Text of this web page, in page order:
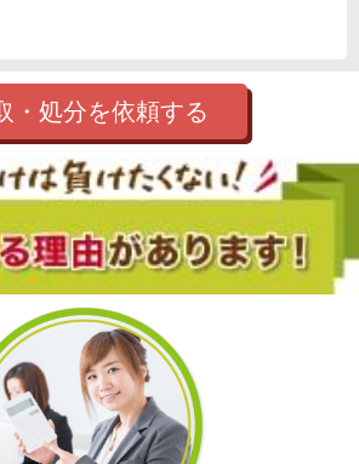
・処分を依頼する